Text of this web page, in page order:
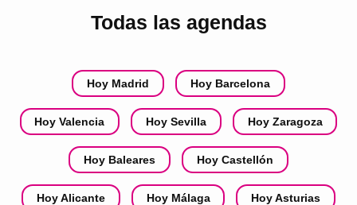
Todas las agendas
Hoy Madrid Hoy Barcelona
Hoy Valencia Hoy Sevilla Hoy Zaragoza
Hoy Baleares Hoy Castellón
Hoy Alicante Hoy Málaga Hoy Asturias